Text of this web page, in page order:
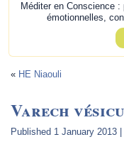
Méditer en Conscience
émotionnelles,
« HE Niaouli
Varech
Published 1 January 2013